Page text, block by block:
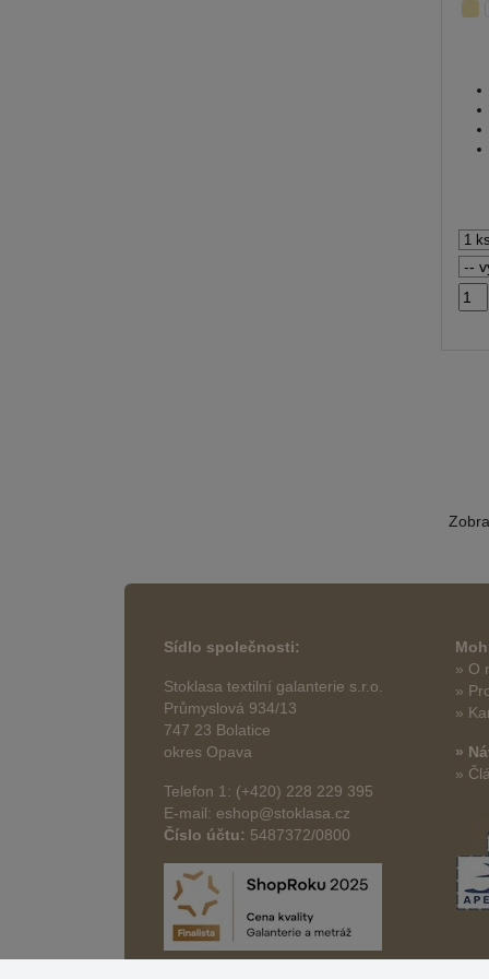
Sídlo společnosti:
Stoklasa textilní galanterie s.r.o.
Průmyslová 934/13
747 23 Bolatice
okres Opava
Telefon 1: (+420) 228 229 395
E-mail: eshop@stoklasa.cz
Číslo účtu: 5487372/0800
» O
»
»
»
»